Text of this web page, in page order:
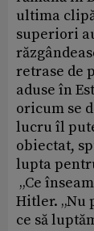
ultima
superiori
retrase de
aduse în
oricum se
lucru îl
obiectat,
lupta
„Ce
Hitler. „Nu
ce să